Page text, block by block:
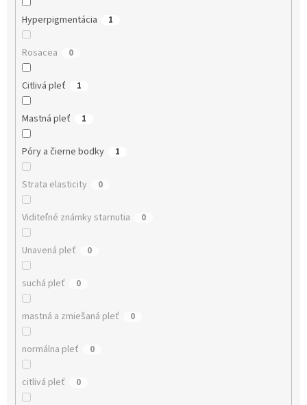
Hyperpigmentácia 1
Rosacea 0
Citlivá pleť 1
Mastná pleť 1
Póry a čierne bodky 1
Strata elasticity 0
Viditeľné známky starnutia 0
Unavená pleť 0
suchá pleť 0
mastná a zmiešaná pleť 0
normálna pleť 0
citlivá pleť 0